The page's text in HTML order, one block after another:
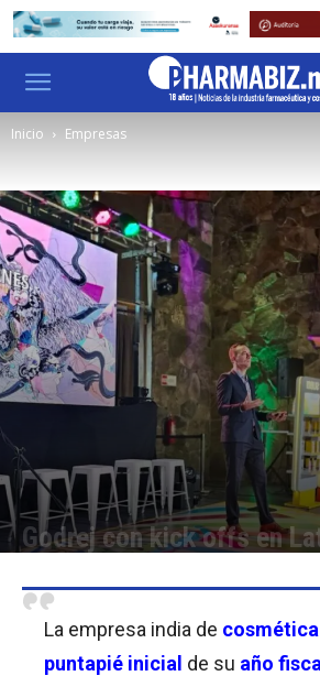
Inicio Empresas
Godrej con kick offs en
La empresa india de cosmética
puntapié inicial de su año